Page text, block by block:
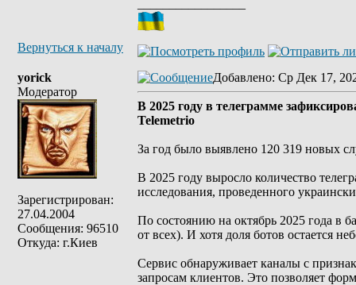
Вернуться к началу
yorick
Модератор
Зарегистрирован:
27.04.2004
Сообщения: 96510
Откуда: г.Киев
Добавлено: Ср Дек 17,
В 2025 году в телеграмме
Telemetrio
За год было выявлено 120 319 новых
В 2025 году выросло количество
исследования, проведенного
По состоянию на октябрь 2025 года в
от всех). И хотя доля ботов остается
Сервис обнаруживает каналы с
запросам клиентов. Это позволяет